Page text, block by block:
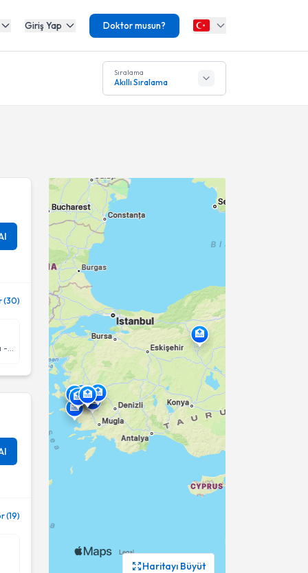
Giriş Yap Doktor musun?
Sıralama
Akıllı Sıralama
(30)
Kulak Burun Boğaz hastalıkları - KBB
(19)
Haritayı Büyüt